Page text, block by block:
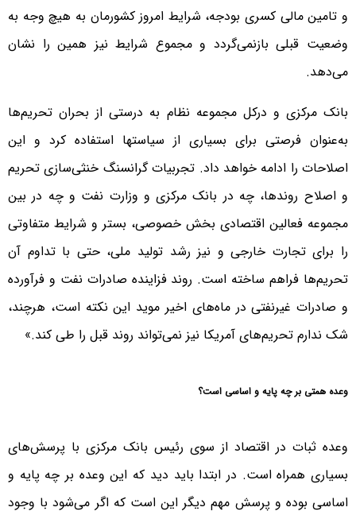
و تامین مالی کسری بودجه، شرایط امروز کشورمان به هیچ وجه به
وضعیت قبلی بازنمی‌گردد و مجموع شرایط نیز همین را نشان
مى‌دهد.
بانک مرکزی و درکل مجموعه نظام به‌ درستی از بحران تحریم‌ها
به‌عنوان فرصتی برای بسیاری از سیاستها استفاده کرد و این
اصلاحات را ادامه خواهد داد. تجربیات گرانسنگ خنثی‌سازی تحریم
و اصلاح روندها، چه در بانک مرکزی و وزارت نفت و چه در بین
مجموعه فعالین اقتصادی بخش خصوصی، بستر و شرایط متفاوتی
را برای تجارت خارجی و نیز رشد تولید ملی، حتی با تداوم آن
تحریم‌ها فراهم ساخته است. روند فزاینده صادرات نفت و فرآورده
و صادرات غیرنفتی در ماه‌های اخیر موید این نکته است، هرچند،
شک ندارم تحریم‌های آمریکا نیز نمى‌تواند روند قبل را طى کند.»
وعده همتی بر چه پایه و اساسی است؟
وعده ثبات در اقتصاد از سوی رئیس بانک مرکزی با پرسش‌های
بسیاری همراه است. در ابتدا باید دید که این وعده بر چه پایه و
اساسی بوده و پرسش مهم دیگر این است که اگر می‌شود با وجود